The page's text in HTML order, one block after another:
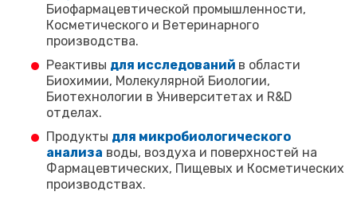
Биофармацевтической промышленности,
Косметического и Ветеринарного
производства.
Реактивы для исследований в области
Биохимии, Молекулярной Биологии,
Биотехнологии в Университетах и R&D
отделах.
Продукты для микробиологического
анализа воды, воздуха и поверхностей на
Фармацевтических, Пищевых и Косметических
производствах.